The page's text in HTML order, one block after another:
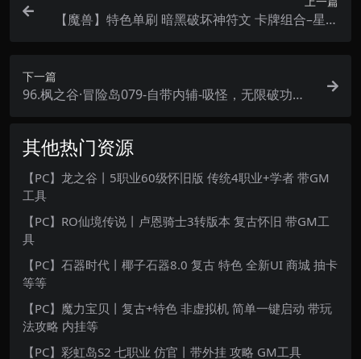
【魔兽】特色单刷 暗黑破坏神符文 卡牌组合–星河
下一篇
96.枫之谷·冒险岛079-自带内辅-吸怪，无限破功，
其他热门资源
【PC】龙之谷丨5职业60级怀旧版 传统4职业+学者 带GM
工具
【PC】RO仙境传说丨卢恩骑士3转版本 复古怀旧 带GM工
具
【PC】石器时代丨椰子石器8.0 复古 特色 全新UI 商城 抽卡
等等
【PC】魔力宝贝丨复古+特色 非虚拟机 简单一键启动 带玩
法攻略 内挂等
【PC】彩虹岛S2 七职业 仿官丨带外挂 攻略 GM工具